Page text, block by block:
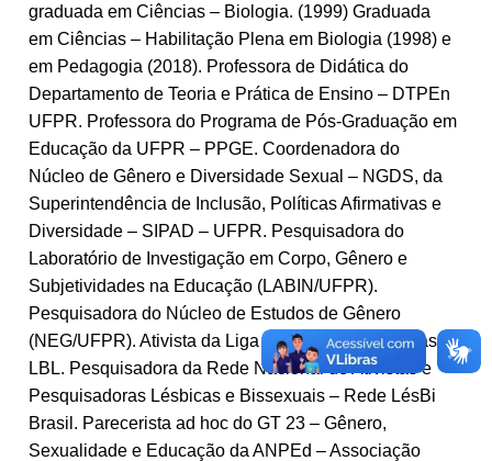
graduada em Ciências – Biologia. (1999) Graduada
em Ciências – Habilitação Plena em Biologia (1998) e
em Pedagogia (2018). Professora de Didática do
Departamento de Teoria e Prática de Ensino – DTPEn
UFPR. Professora do Programa de Pós-Graduação em
Educação da UFPR – PPGE. Coordenadora do
Núcleo de Gênero e Diversidade Sexual – NGDS, da
Superintendência de Inclusão, Políticas Afirmativas e
Diversidade – SIPAD – UFPR. Pesquisadora do
Laboratório de Investigação em Corpo, Gênero e
Subjetividades na Educação (LABIN/UFPR).
Pesquisadora do Núcleo de Estudos de Gênero
(NEG/UFPR). Ativista da Liga Brasileira de Lésbicas –
LBL. Pesquisadora da Rede Nacional de Ativistas e
Pesquisadoras Lésbicas e Bissexuais – Rede LésBi
Brasil. Parecerista ad hoc do GT 23 – Gênero,
Sexualidade e Educação da ANPEd – Associação